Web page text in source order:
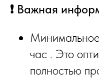
❗ Важная
час . Это
полностью